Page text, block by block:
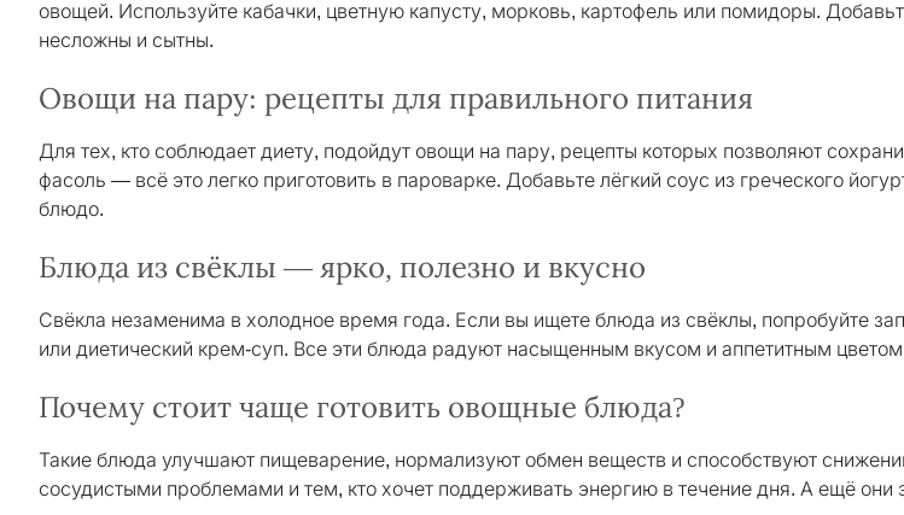
овощей. Используйте кабачки, цветную капусту, морковь, картофель или помидоры.
несложны и сытны.
Овощи на пару: рецепты для правильного питания
Для тех, кто соблюдает диету, подойдут овощи на пару, рецепты которых позволяют
фасоль — всё это легко приготовить в пароварке. Добавьте лёгкий соус из греческого
блюдо.
Блюда из свёклы — ярко, полезно и вкусно
Свёкла незаменима в холодное время года. Если вы ищете блюда из свёклы, попробуйте
или диетический крем-суп. Все эти блюда радуют насыщенным вкусом и аппетитным
Почему стоит чаще готовить овощные блюда?
Такие блюда улучшают пищеварение, нормализуют обмен веществ и способствуют
сосудистыми проблемами и тем, кто хочет поддерживать энергию в течение дня. А ещё